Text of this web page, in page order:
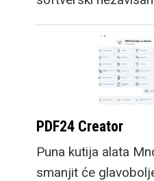
PDF24 Creator
Puna kutija alata
smanjit će